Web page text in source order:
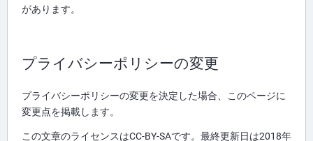
があります。
プライバシーポリシーの変更
プライバシーポリシーの変更を決定した場合、このページに
変更点を掲載します。
この文章のライセンスはCC-BY-SAです。最終更新日は2018年